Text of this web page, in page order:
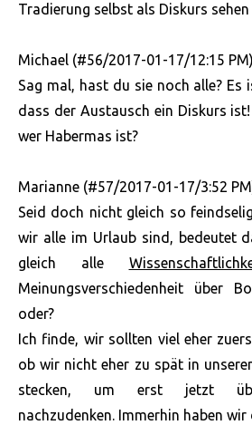
Tradierung selbst als Diskurs
Michael (#56/2017-01-17/12:15
Sag mal, hast du sie noch alle?
dass der Austausch ein Diskurs
wer Habermas ist?
Marianne (#57/2017-01-17/3:52
Seid doch nicht gleich so
wir alle im Urlaub sind, bedeutet
gleich alle
Meinungsverschiedenheit über
oder?
Ich finde, wir sollten viel eher
ob wir nicht eher zu spät in
stecken, um erst jetzt
nachzudenken. Immerhin haben